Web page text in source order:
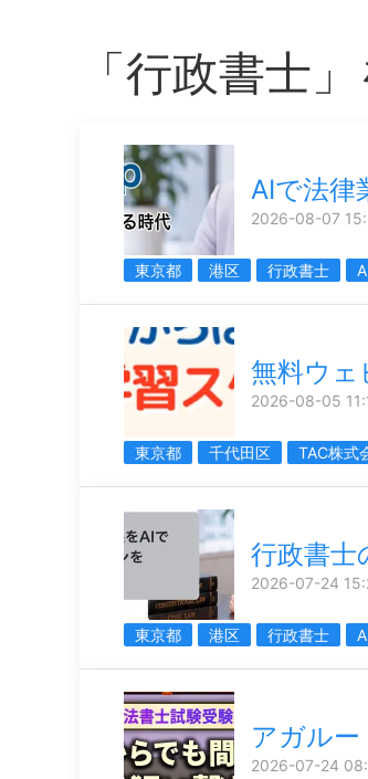
「行政書士
AIで法律
2026-08-07
東京都 港区 行政書士
無料ウェ
2026-08-05
東京都 千代田区 TAC株式
行政書士
2026-07-24
東京都 港区 行政書士
アガルー
2026-07-24